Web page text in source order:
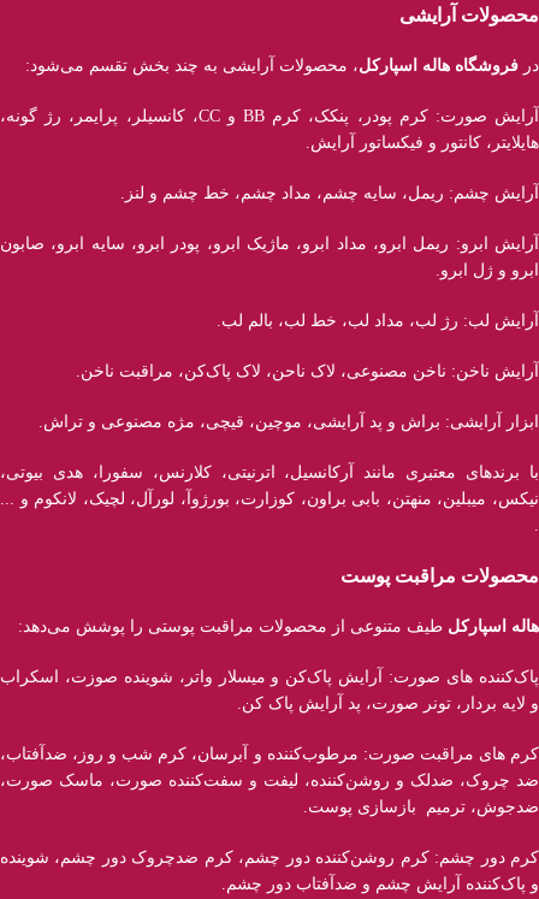
محصولات آرایشی
در فروشگاه هاله اسپارکل، محصولات آرایشی به چند بخش تقسم می‌شود:
آرایش صورت: کرم پودر، پنکک، کرم BB و CC، کانسیلر، پرایمر، رژ‌ گونه،
هایلایتر، کانتور و فیکساتور آرایش.
آرایش چشم: ریمل، سایه چشم، مداد چشم، خط چشم و لنز.
آرایش ابرو: ریمل ابرو، مداد ابرو، ماژیک ابرو، پودر ابرو، سایه ابرو، صابون
ابرو و ژل ابرو.
آرایش لب: رژ لب، مداد لب، خط لب، بالم لب.
آرایش ناخن: ناخن مصنوعی، لاک ناحن، لاک پاک‌کن، مراقبت ناخن.
ابزار آرایشی: براش و پد آرایشی، موچین، قیچی، مژه مصنوعی و تراش.
با برند‌های معتبری مانند آرکانسیل، اترنیتی، کلارنس، سفورا، هدی بیوتی،
نیکس، میبلین، منهتن، بابی براون، کوزارت، بورژوآ، لورآل، لچیک، لانکوم و ...
.
محصولات مراقبت پوست
هاله اسپارکل طیف متنوعی از محصولات مراقبت پوستی را پوشش می‌دهد:
پاک‌کننده ‌های صورت: آرایش پاک‌کن و میسلار واتر، شوینده صوزت، اسکراب
و لایه بردار، تونر صورت، پد آرایش پاک کن.
کرم های مراقبت صورت: مرطوب‌کننده و آبرسان، کرم شب و روز، ضدآفتاب،
ضد چروک، ضدلک و روشن‌کننده، لیفت و سفت‌کننده صورت، ماسک صورت،
ضدجوش، ترمیم بازسازی پوست.
کرم دور چشم: کرم روشن‌کننده دور چشم، کرم ضدچروک دور چشم، شوینده
و پاک‌کننده آرایش چشم و ضدآفتاب دور چشم.